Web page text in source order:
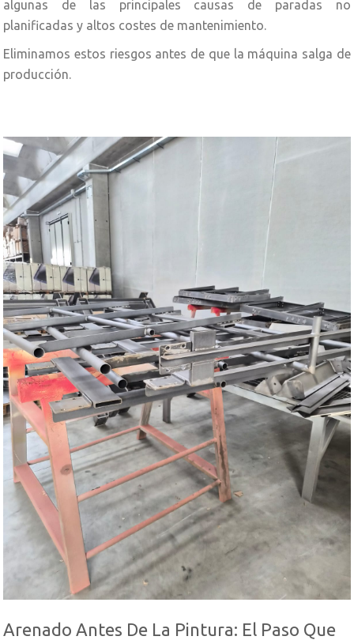
algunas de las principales causas de paradas no
planificadas y altos costes de mantenimiento.
Eliminamos estos riesgos antes de que la máquina salga de
producción.
Arenado Antes De La Pintura: El Paso Que